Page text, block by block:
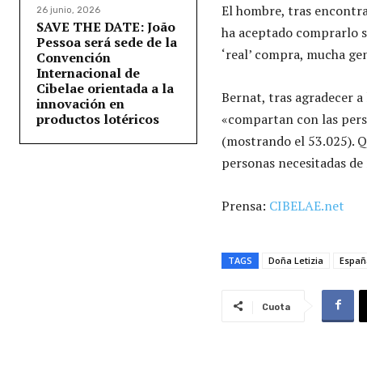
26 junio, 2026
SAVE THE DATE: João
Pessoa será sede de la
Convención
Internacional de
Cibelae orientada a la
innovación en
productos lotéricos
El hombre, tras
ha aceptado comprarlo
‘real’ compra, mucha
Bernat, tras agradecer a
«compartan con las
(mostrando el 53.025).
personas necesitadas
Prensa: CIBELAE.net
TAGS Doña Letizia
Cuota